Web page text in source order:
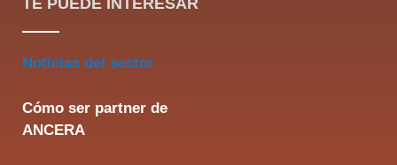
Noticias del sector
Cómo ser partner de
ANCERA